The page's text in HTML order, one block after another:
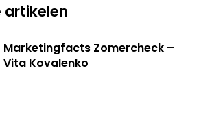
artikelen
Marketingfacts Zomercheck –
Vita Kovalenko